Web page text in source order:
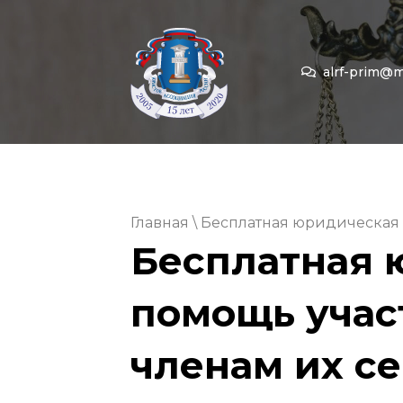
alrf-
Главная \ Бесплатная
Бесплатная
помощь
членам их